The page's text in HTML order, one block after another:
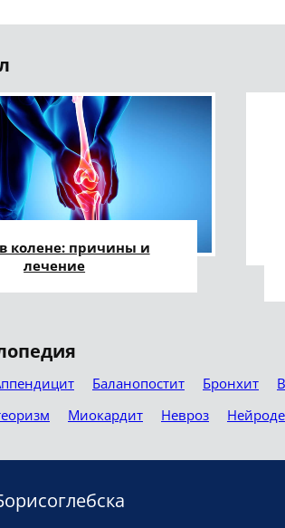
колене: причины и
лечение
Баланопостит Бронхит
Миокардит Невроз